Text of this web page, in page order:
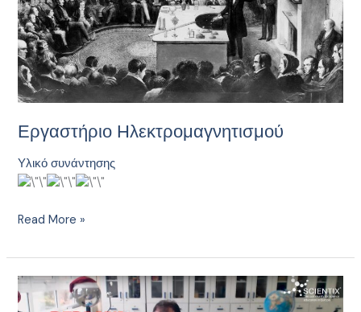
Εργαστήριο Ηλεκτρομαγνητισμού
Υλικό συνάντησης
Read More »
Scientix
TV